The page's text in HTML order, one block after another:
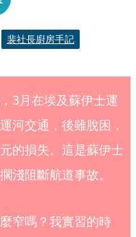
裴社長廚房手記
3月在埃及蘇伊士運
河交通，後雖脫困，
的損失。這是蘇伊士
淺阻斷航道事故。
窄嗎？我實習的時